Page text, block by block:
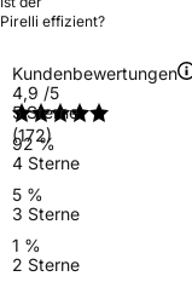
Pirelli effizient?
Kundenbewertungen
4,9 /5
(172)
5 Sterne
92 %
4 Sterne
5 %
3 Sterne
1 %
2 Sterne